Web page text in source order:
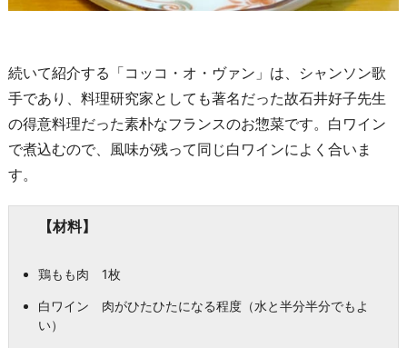
続いて紹介する「コッコ・オ・ヴァン」は、シャンソン歌
手であり、料理研究家としても著名だった故石井好子先生
の得意料理だった素朴なフランスのお惣菜です。白ワイン
で煮込むので、風味が残って同じ白ワインによく合いま
す。
【材料】
鶏もも肉 1枚
白ワイン 肉がひたひたになる程度（水と半分半分でもよ
い）